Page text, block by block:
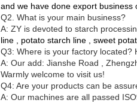
and we have done export business
Q2. What is your main business?
A: ZY is devoted to starch
line , potato starch line , sweet
Q3: Where is your factory located?
A: Our add: Jianshe Road
,
Warmly welcome to visit us!
Q4: Are your products can be
A: Our machines are all passed